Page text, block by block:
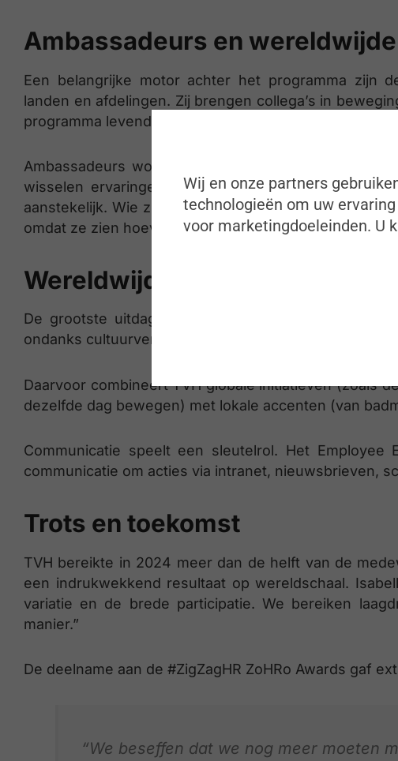
Ambassadeurs en
Een belangrijke motor achter het programma zijn
landen en afdelingen. Zij brengen collega’s in
programma levendig.
Ambassadeurs worden ondersteund door een
wisselen ervaringen uit, worden getraind en
aanstekelijk. Wie zich de eerste keer niet inschrijft,
omdat ze zien hoeveel energie het geeft,” aldus
Wereldwijd verbinden
De grootste uitdaging voor TVH is schaal: hoe
ondanks cultuurverschillen en tijdzones?
Daarvoor combineert TVH globale initiatieven (zoals
dezelfde dag bewegen) met lokale accenten (van
Communicatie speelt een sleutelrol. Het
communicatie om acties via intranet, nieuwsbrieven,
Trots en toekomst
TVH bereikte in 2024 meer dan de helft van de
een indrukwekkend resultaat op wereldschaal.
variatie en de brede participatie. We bereiken
manier.”
De deelname aan de #ZigZagHR ZoHRo Awards gaf
“We beseffen dat we nog meer moeten
Wij en onze partners
technologieën om uw
voor marketingdoeleinden. U